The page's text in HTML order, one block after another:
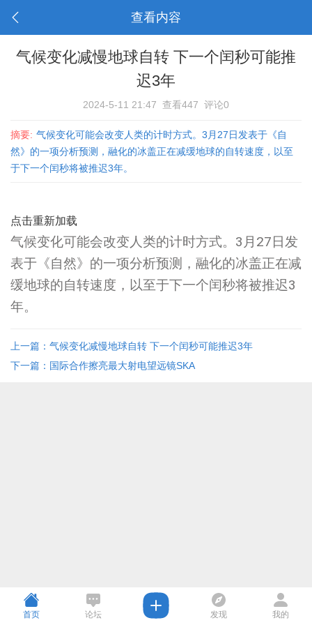
查看内容
气候变化减慢地球自转 下一个闰秒可能推
迟3年
2024-5-11 21:47 查看447 评论0
摘要: 气候变化可能会改变人类的计时方式。3月27日发表于《自
然》的一项分析预测，融化的冰盖正在减缓地球的自转速度，以至
于下一个闰秒将被推迟3年。
点击重新加载
气候变化可能会改变人类的计时方式。3月27日发
表于《自然》的一项分析预测，融化的冰盖正在减
缓地球的自转速度，以至于下一个闰秒将被推迟3
年。
上一篇：气候变化减慢地球自转 下一个闰秒可能推迟3年
下一篇：国际合作擦亮最大射电望远镜SKA
首页 论坛 发现 我的